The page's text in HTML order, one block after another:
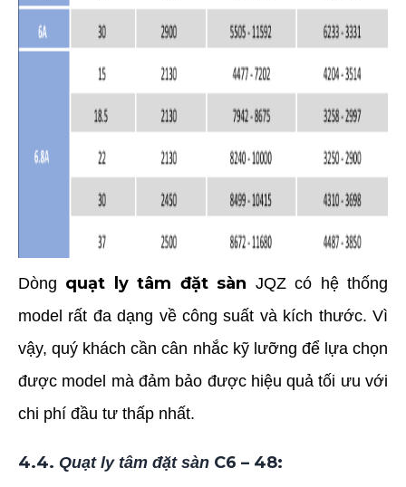
Dòng quạt ly tâm đặt sàn JQZ có hệ thống
model rất đa dạng về công suất và kích thước. Vì
vậy, quý khách cần cân nhắc kỹ lưỡng để lựa chọn
được model mà đảm bảo được hiệu quả tối ưu với
chi phí đầu tư thấp nhất.
4.4. Quạt ly tâm đặt sàn C6 – 48: